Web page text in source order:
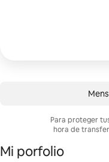
Para proteger
hora de
Mi porfolio